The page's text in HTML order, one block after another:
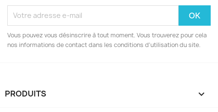
Vous pouvez vous désinscrire à tout moment. Vous trouverez pour cela
nos informations de contact dans les conditions d'utilisation du site.
PRODUITS 